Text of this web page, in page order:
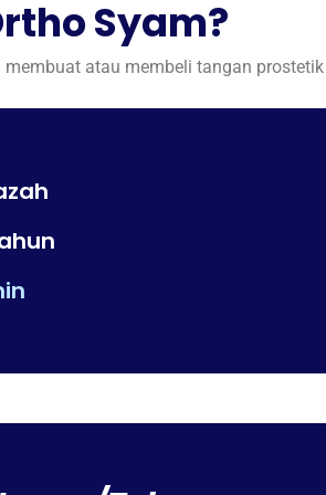
Syam?
atau membeli tangan